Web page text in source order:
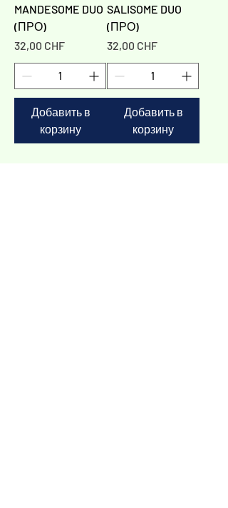
MANDESOME DUO
(ПРО)
Цена
32,00 CHF
Добавить в
корзину
SALISOME DUO
(ПРО)
Цена
32,00 CHF
Добавить в
корзину